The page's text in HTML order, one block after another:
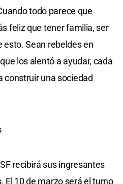
todo parece que
feliz que tener familia, ser
esto. Sean rebeldes en
los alentó a ayudar, cada
construir una sociedad
recibirá sus ingresantes
El 10 de marzo será el turno